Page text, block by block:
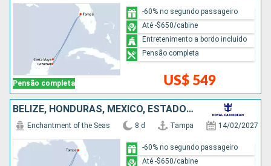
Pensão completa US$ 549
-60% no segundo passageiro
Até -$650/cabine
Entretenimento a bordo incluído
Pensão completa
BELIZE, HONDURAS, MÉXICO, ESTADOS UNIDOS
Enchantment of the Seas 8 d Tampa 14/02/2027
-60% no segundo passageiro
Até -$650/cabine